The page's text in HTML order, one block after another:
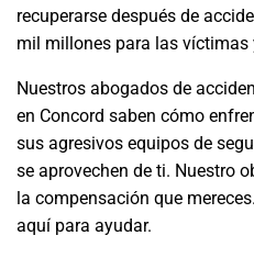
recuperarse después de
mil millones para las
Nuestros abogados de
en Concord saben cómo
sus agresivos equipos de
se aprovechen de ti. Nuestro
la compensación que
aquí para ayudar.